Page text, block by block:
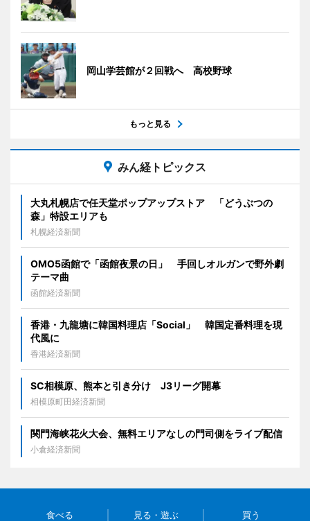
岡山学芸館が２回戦へ 高校野球
もっと見る
みん経トピックス
大丸札幌店で任天堂ポップアップストア 「どうぶつの
森」特設エリアも
札幌経済新聞
OMO5函館で「函館夜景の日」 手回しオルガンで野外劇
テーマ曲
函館経済新聞
香港・九龍塘に韓国料理店「Social」 韓国定番料理を現
代風に
香港経済新聞
SC相模原、熊本と引き分け J3リーグ開幕
相模原町田経済新聞
関門海峡花火大会、無料エリアなしの門司側をライブ配信
小倉経済新聞
食べる 見る・遊ぶ 買う